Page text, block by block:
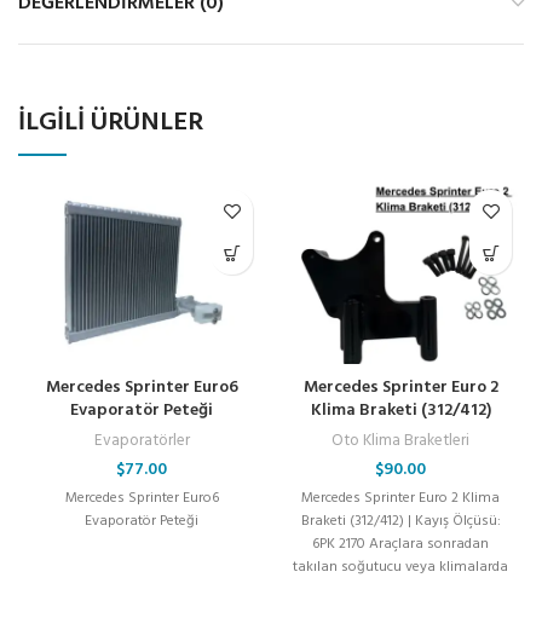
İLGILI ÜRÜNLER
Mercedes Sprinter Euro6
Evaporatör Peteği
Evaporatörler
$77.00
Mercedes Sprinter Euro6
Evaporatör Peteği
Mercedes Sprinter Euro 2
Klima Braketi (312/412)
Oto Klima Braketleri
$90.00
Mercedes Sprinter Euro 2 Klima
Braketi (312/412) | Kayış Ölçüsü:
6PK 2170 Araçlara sonradan
takılan soğutucu veya klimalarda